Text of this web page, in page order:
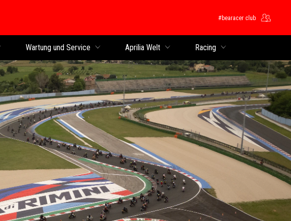
#bearacer club
Wartung und Service Aprilia Welt Racing